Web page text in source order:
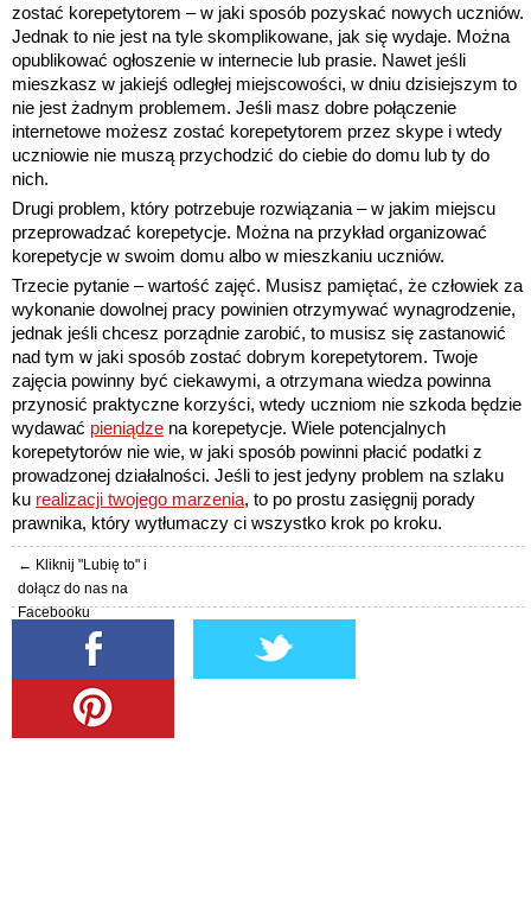
zostać korepetytorem – w jaki sposób pozyskać nowych uczniów.
Jednak to nie jest na tyle skomplikowane, jak się wydaje. Można
opublikować ogłoszenie w internecie lub prasie. Nawet jeśli
mieszkasz w jakiejś odległej miejscowości, w dniu dzisiejszym to
nie jest żadnym problemem. Jeśli masz dobre połączenie
internetowe możesz zostać korepetytorem przez skype i wtedy
uczniowie nie muszą przychodzić do ciebie do domu lub ty do
nich.
Drugi problem, który potrzebuje rozwiązania – w jakim miejscu
przeprowadzać korepetycje. Można na przykład organizować
korepetycje w swoim domu albo w mieszkaniu uczniów.
Trzecie pytanie – wartość zajęć. Musisz pamiętać, że człowiek za
wykonanie dowolnej pracy powinien otrzymywać wynagrodzenie,
jednak jeśli chcesz porządnie zarobić, to musisz się zastanowić
nad tym w jaki sposób zostać dobrym korepetytorem. Twoje
zajęcia powinny być ciekawymi, a otrzymana wiedza powinna
przynosić praktyczne korzyści, wtedy uczniom nie szkoda będzie
wydawać pieniądze na korepetycje. Wiele potencjalnych
korepetytorów nie wie, w jaki sposób powinni płacić podatki z
prowadzonej działalności. Jeśli to jest jedyny problem na szlaku
ku realizacji twojego marzenia, to po prostu zasięgnij porady
prawnika, który wytłumaczy ci wszystko krok po kroku.
← Kliknij "Lubię to" i
dołącz do nas na
Facebooku